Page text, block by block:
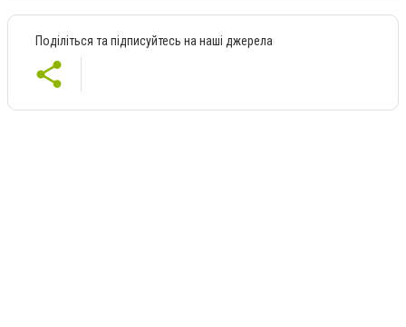
Поділіться та підписуйтесь на наші джерела